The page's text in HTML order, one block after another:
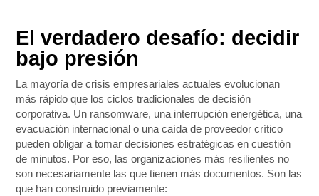
El verdadero desafío: decidir
bajo presión
La mayoría de crisis empresariales actuales evolucionan
más rápido que los ciclos tradicionales de decisión
corporativa. Un ransomware, una interrupción energética, una
evacuación internacional o una caída de proveedor crítico
pueden obligar a tomar decisiones estratégicas en cuestión
de minutos. Por eso, las organizaciones más resilientes no
son necesariamente las que tienen más documentos. Son las
que han construido previamente: